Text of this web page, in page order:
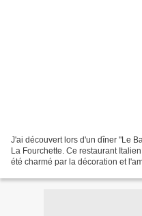
J'ai découvert lors d'un dîner "Le
La Fourchette. Ce restaurant
été charmé par la décoration et